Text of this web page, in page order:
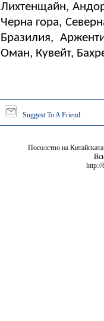
Лихтенщайн,
Черна гора,
Бразилия,
Оман, Кувейт,
Suggest To A Friend
Посолство на
http://